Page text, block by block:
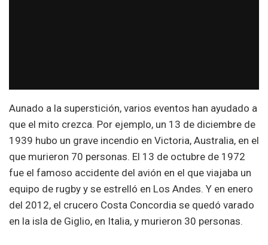
Aunado a la superstición, varios eventos han ayudado a
que el mito crezca. Por ejemplo, un 13 de diciembre de
1939 hubo un grave incendio en Victoria, Australia, en el
que murieron 70 personas. El 13 de octubre de 1972
fue el famoso accidente del avión en el que viajaba un
equipo de rugby y se estrelló en Los Andes. Y en enero
del 2012, el crucero Costa Concordia se quedó varado
en la isla de Giglio, en Italia, y murieron 30 personas.